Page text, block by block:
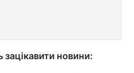
новини: